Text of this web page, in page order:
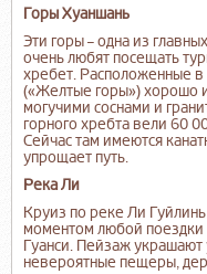
Горы Хуаншань
Эти горы – одна из
очень любят посещать
хребет. Расположенные в
(«Желтые горы») хорошо
могучими соснами и
горного хребта вели 60
Сейчас там имеются
упрощает путь.
Река Ли
Круиз по реке Ли
моментом любой
Гуанси. Пейзаж
невероятные пещеры,